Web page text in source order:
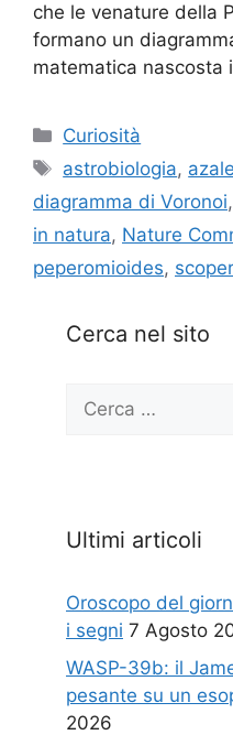
che le venature della
formano un
matematica nascosta
Categorie
Curiosità
Tag
astrobiologia,
diagramma di Voronoi,
in natura, Nature
peperomioides,
Cerca nel sito
Ricerca
Ultimi articoli
Oroscopo del
i segni 7 Agosto
WASP-39b: il
pesante su un
2026